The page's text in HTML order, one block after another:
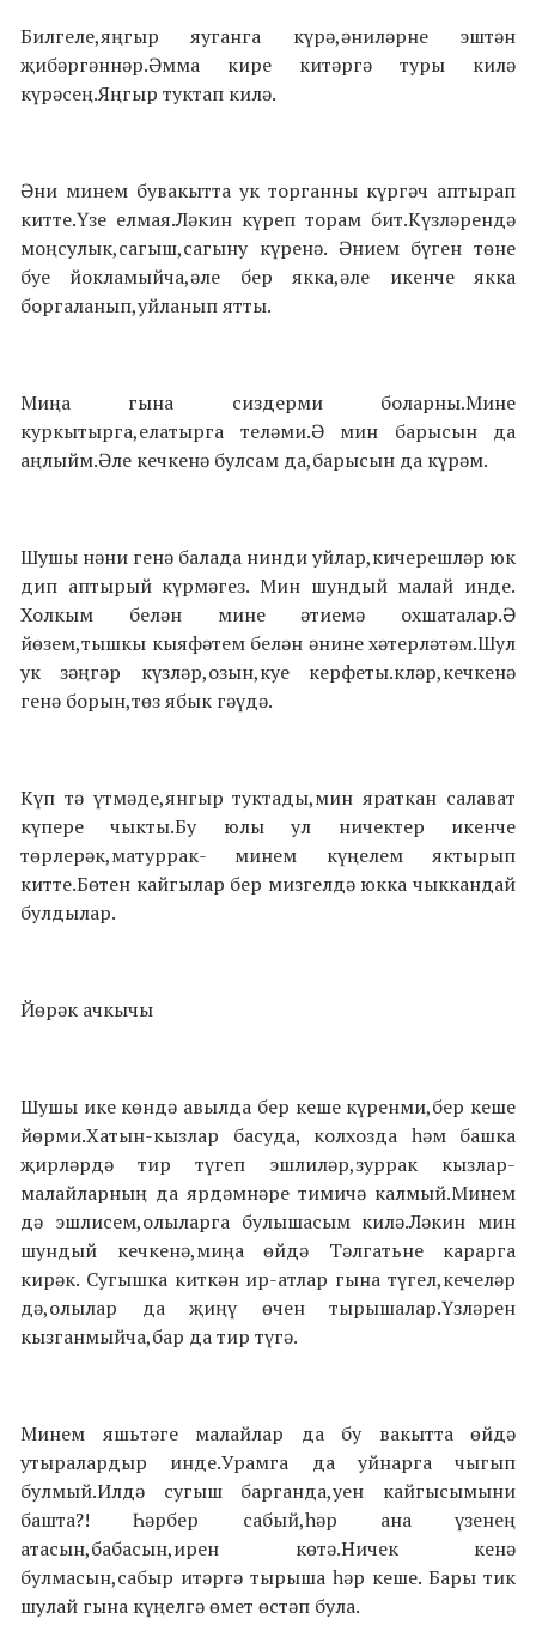
Билгеле,яңгыр яуганга күрә,әниләрне эштән
җибәргәннәр.Әмма кире китәргә туры килә
күрәсең.Яңгыр туктап килә.
Әни минем бувакытта ук торганны күргәч аптырап
китте.Үзе елмая.Ләкин күреп торам бит.Күзләрендә
моңсулык,сагыш,сагыну күренә. Әнием бүген төне
буе йокламыйча,әле бер якка,әле икенче якка
боргаланып,уйланып ятты.
Миңа гына сиздерми боларны.Мине
куркытырга,елатырга теләми.Ә мин барысын да
аңлыйм.Әле кечкенә булсам да,барысын да күрәм.
Шушы нәни генә балада нинди уйлар,кичерешләр юк
дип аптырый күрмәгез. Мин шундый малай инде.
Холкым белән мине әтиемә охшаталар.Ә
йөзем,тышкы кыяфәтем белән әнине хәтерләтәм.Шул
ук зәңгәр күзләр,озын,куе керфеты.кләр,кечкенә
генә борын,төз ябык гәүдә.
Күп тә үтмәде,янгыр туктады,мин яраткан салават
күпере чыкты.Бу юлы ул ничектер икенче
төрлерәк,матуррак- минем күңелем яктырып
китте.Бөтен кайгылар бер мизгелдә юкка чыккандай
булдылар.
Йөрәк ачкычы
Шушы ике көндә авылда бер кеше күренми,бер кеше
йөрми.Хатын-кызлар басуда, колхозда һәм башка
җирләрдә тир түгеп эшлиләр,зуррак кызлар-
малайларның да ярдәмнәре тимичә калмый.Минем
дә эшлисем,олыларга булышасым килә.Ләкин мин
шундый кечкенә,миңа өйдә Тәлгатьне карарга
кирәк. Сугышка киткән ир-атлар гына түгел,кечеләр
дә,олылар да җиңү өчен тырышалар.Үзләрен
кызганмыйча,бар да тир түгә.
Минем яшьтәге малайлар да бу вакытта өйдә
утыралардыр инде.Урамга да уйнарга чыгып
булмый.Илдә сугыш барганда,уен кайгысымыни
башта?! Һәрбер сабый,һәр ана үзенең
атасын,бабасын,ирен көтә.Ничек кенә
булмасын,сабыр итәргә тырыша һәр кеше. Бары тик
шулай гына күңелгә өмет өстәп була.